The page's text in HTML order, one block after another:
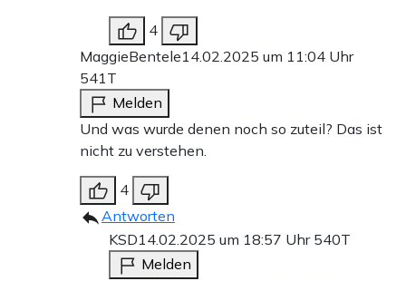
4
MaggieBentele14.02.2025 um 11:04 Uhr
541T
Melden
Und was wurde denen noch so zuteil? Das ist
nicht zu verstehen.
4
Antworten
KSD14.02.2025 um 18:57 Uhr 540T
Melden